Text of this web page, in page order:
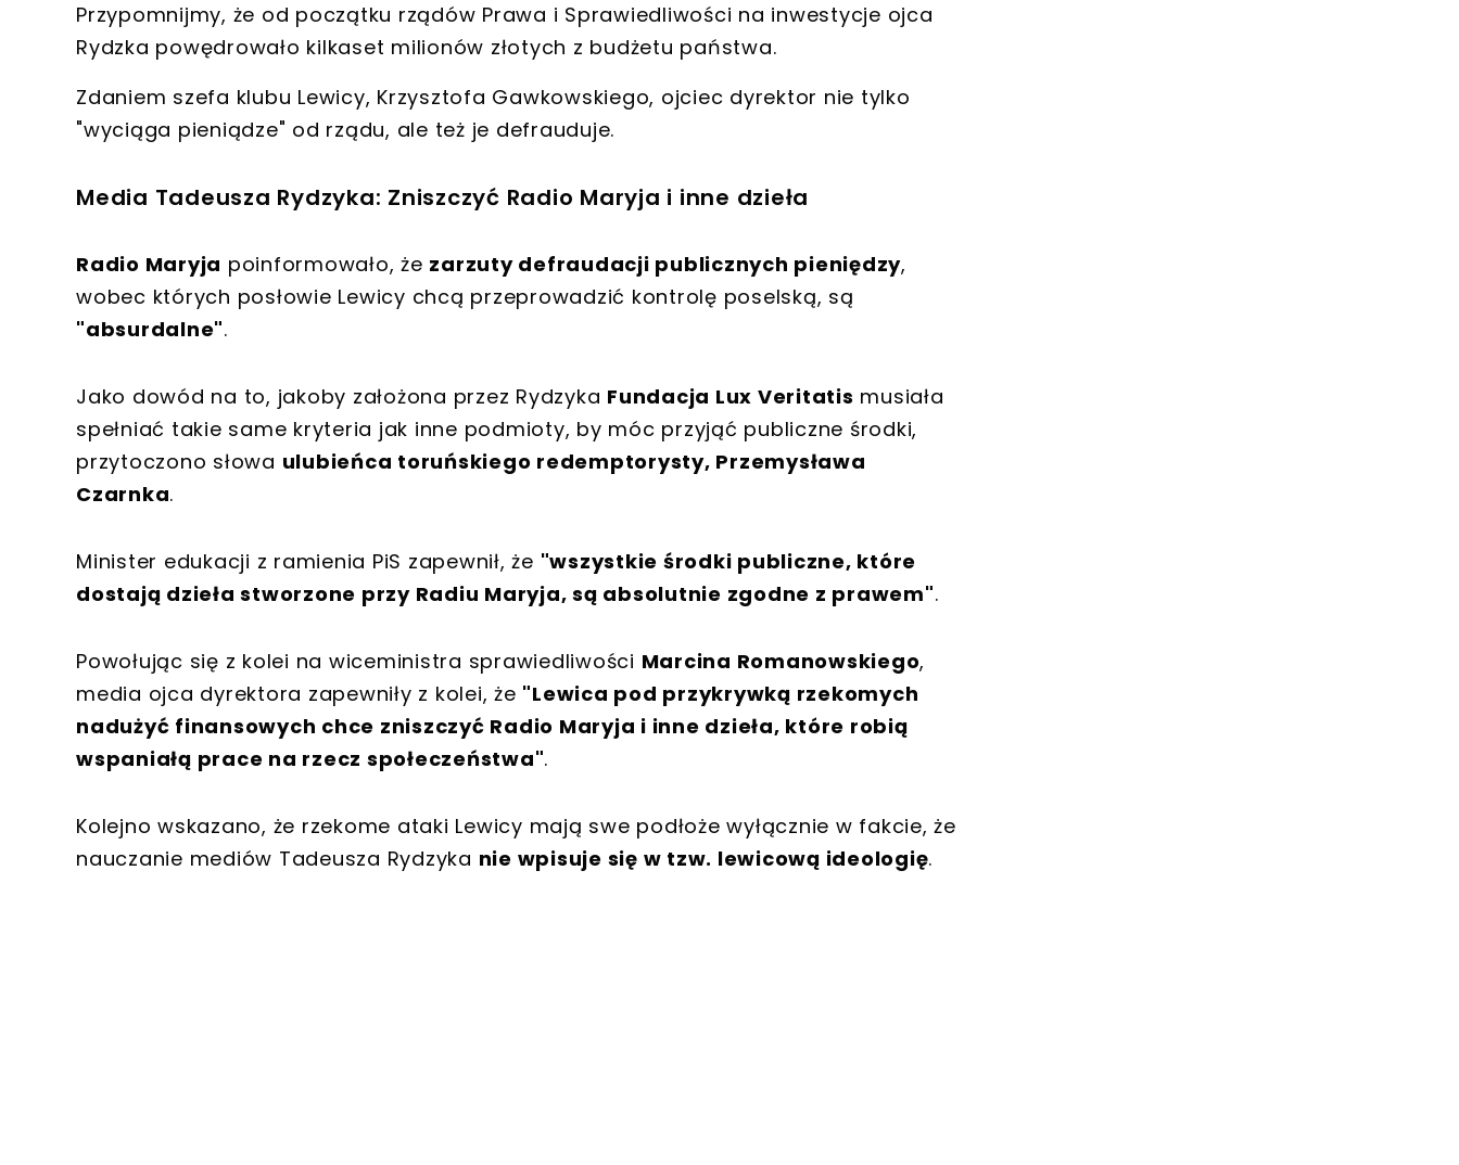
Przypomnijmy, że od początku rządów Prawa i Sprawiedliwości na inwestycje ojca
Rydzka powędrowało kilkaset milionów złotych z budżetu państwa.
Zdaniem szefa klubu Lewicy, Krzysztofa Gawkowskiego, ojciec dyrektor nie tylko
"wyciąga pieniądze" od rządu, ale też je defrauduje.
Media Tadeusza Rydzyka: Zniszczyć Radio Maryja i inne dzieła
Radio Maryja poinformowało, że zarzuty defraudacji publicznych pieniędzy,
wobec których posłowie Lewicy chcą przeprowadzić kontrolę poselską, są
"absurdalne".
Jako dowód na to, jakoby założona przez Rydzyka Fundacja Lux Veritatis musiała
spełniać takie same kryteria jak inne podmioty, by móc przyjąć publiczne środki,
przytoczono słowa ulubieńca toruńskiego redemptorysty, Przemysława
Czarnka.
Minister edukacji z ramienia PiS zapewnił, że "wszystkie środki publiczne, które
dostają dzieła stworzone przy Radiu Maryja, są absolutnie zgodne z prawem".
Powołując się z kolei na wiceministra sprawiedliwości Marcina Romanowskiego,
media ojca dyrektora zapewniły z kolei, że "Lewica pod przykrywką rzekomych
nadużyć finansowych chce zniszczyć Radio Maryja i inne dzieła, które robią
wspaniałą prace na rzecz społeczeństwa".
Kolejno wskazano, że rzekome ataki Lewicy mają swe podłoże wyłącznie w fakcie, że
nauczanie mediów Tadeusza Rydzyka nie wpisuje się w tzw. lewicową ideologię.